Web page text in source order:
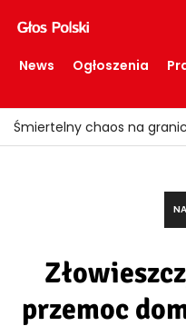
News Ogłoszenia
przemoc